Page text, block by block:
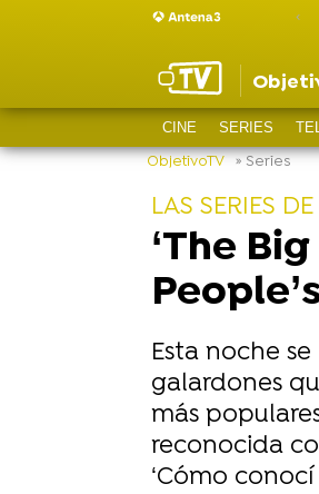
CINE SERIES
ObjetivoTV » Series
LAS SERIES
‘The
Esta noche
galardones
más
reconocida
‘Cómo